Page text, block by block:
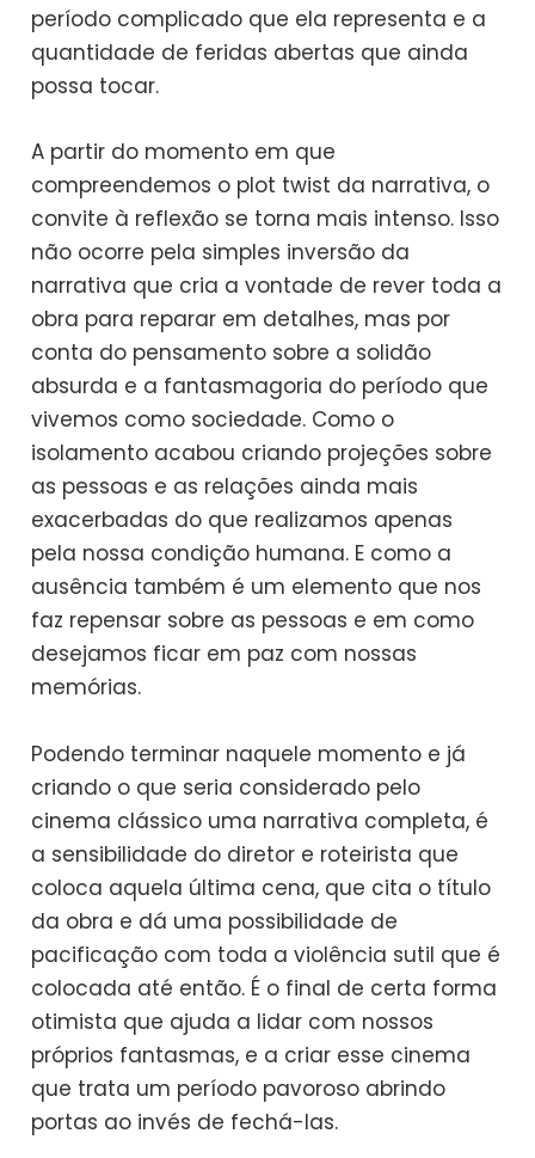
período complicado que ela representa e a
quantidade de feridas abertas que ainda
possa tocar.
A partir do momento em que
compreendemos o plot twist da narrativa, o
convite à reflexão se torna mais intenso. Isso
não ocorre pela simples inversão da
narrativa que cria a vontade de rever toda a
obra para reparar em detalhes, mas por
conta do pensamento sobre a solidão
absurda e a fantasmagoria do período que
vivemos como sociedade. Como o
isolamento acabou criando projeções sobre
as pessoas e as relações ainda mais
exacerbadas do que realizamos apenas
pela nossa condição humana. E como a
ausência também é um elemento que nos
faz repensar sobre as pessoas e em como
desejamos ficar em paz com nossas
memórias.
Podendo terminar naquele momento e já
criando o que seria considerado pelo
cinema clássico uma narrativa completa, é
a sensibilidade do diretor e roteirista que
coloca aquela última cena, que cita o título
da obra e dá uma possibilidade de
pacificação com toda a violência sutil que é
colocada até então. É o final de certa forma
otimista que ajuda a lidar com nossos
próprios fantasmas, e a criar esse cinema
que trata um período pavoroso abrindo
portas ao invés de fechá-las.